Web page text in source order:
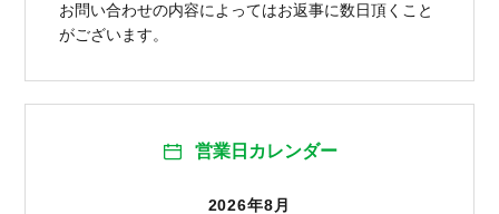
お問い合わせの内容によってはお返事に数日頂くこと
がございます。
営業日カレンダー
2026年8月